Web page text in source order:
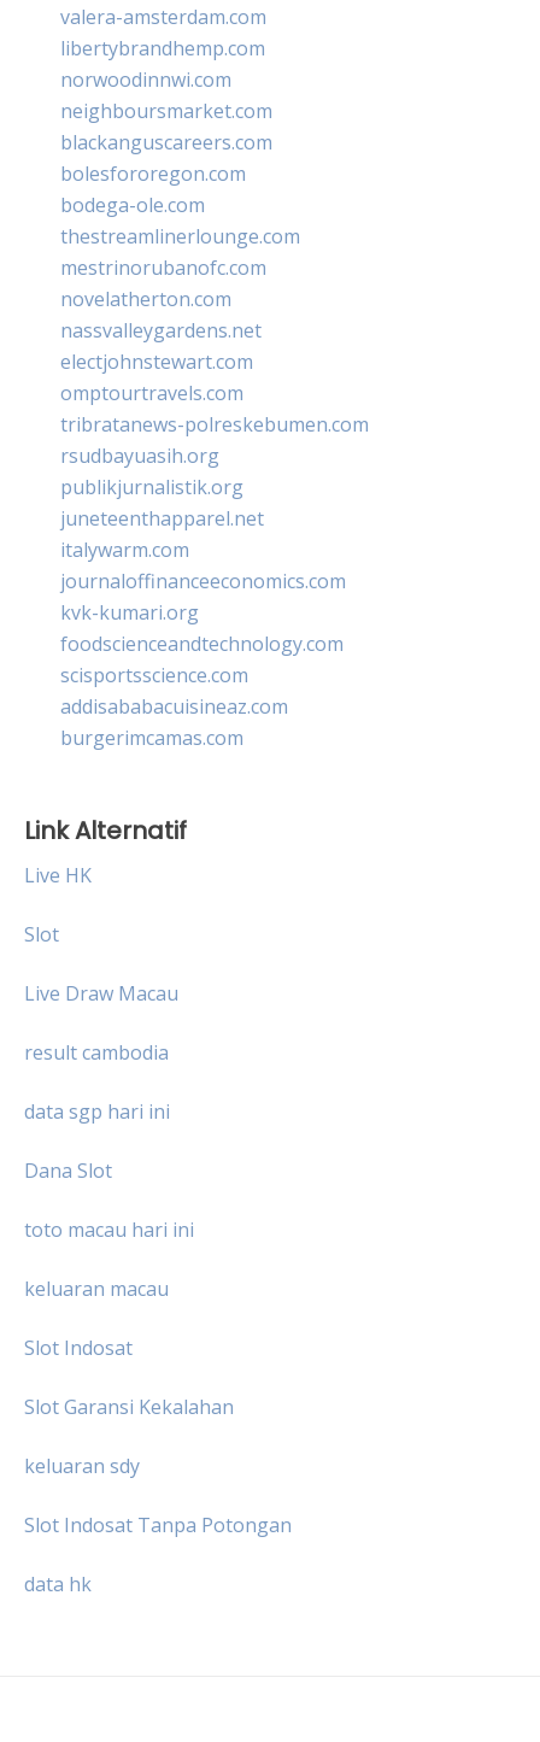
valera-amsterdam.com
libertybrandhemp.com
norwoodinnwi.com
neighboursmarket.com
blackanguscareers.com
bolesfororegon.com
bodega-ole.com
thestreamlinerlounge.com
mestrinorubanofc.com
novelatherton.com
nassvalleygardens.net
electjohnstewart.com
omptourtravels.com
tribratanews-polreskebumen.com
rsudbayuasih.org
publikjurnalistik.org
juneteenthapparel.net
italywarm.com
journaloffinanceeconomics.com
kvk-kumari.org
foodscienceandtechnology.com
scisportsscience.com
addisababacuisineaz.com
burgerimcamas.com
Link Alternatif
Live HK
Slot
Live Draw Macau
result cambodia
data sgp hari ini
Dana Slot
toto macau hari ini
keluaran macau
Slot Indosat
Slot Garansi Kekalahan
keluaran sdy
Slot Indosat Tanpa Potongan
data hk